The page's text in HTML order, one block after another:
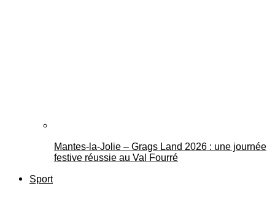
Mantes-la-Jolie – Grags Land 2026 : une journée
festive réussie au Val Fourré
Sport